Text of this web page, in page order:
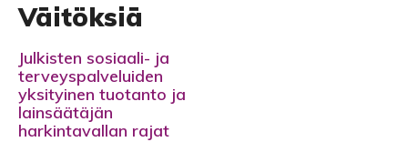
Väitöksiä
Julkisten sosiaali- ja
terveyspalveluiden
yksityinen tuotanto ja
lainsäätäjän
harkintavallan rajat